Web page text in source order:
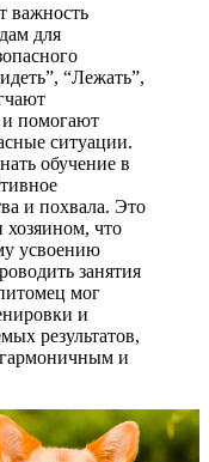
важность
для
“Лежать”,
помогают
ситуации.
обучение в
и похвала. Это
хозяином, что
усвоению
занятия
мог
и
результатов,
гармоничным и